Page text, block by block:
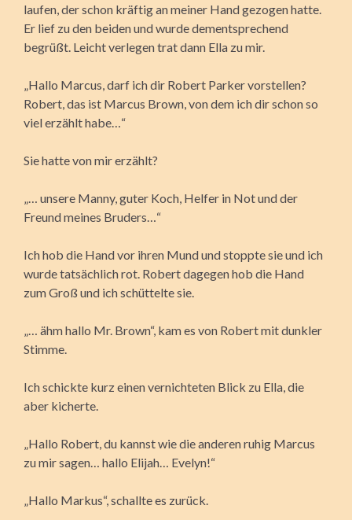
laufen, der schon kräftig an meiner Hand gezogen hatte.
Er lief zu den beiden und wurde dementsprechend
begrüßt. Leicht verlegen trat dann Ella zu mir.
„Hallo Marcus, darf ich dir Robert Parker vorstellen?
Robert, das ist Marcus Brown, von dem ich dir schon so
viel erzählt habe…“
Sie hatte von mir erzählt?
„… unsere Manny, guter Koch, Helfer in Not und der
Freund meines Bruders…“
Ich hob die Hand vor ihren Mund und stoppte sie und ich
wurde tatsächlich rot. Robert dagegen hob die Hand
zum Groß und ich schüttelte sie.
„… ähm hallo Mr. Brown“, kam es von Robert mit dunkler
Stimme.
Ich schickte kurz einen vernichteten Blick zu Ella, die
aber kicherte.
„Hallo Robert, du kannst wie die anderen ruhig Marcus
zu mir sagen… hallo Elijah… Evelyn!“
„Hallo Markus“, schallte es zurück.